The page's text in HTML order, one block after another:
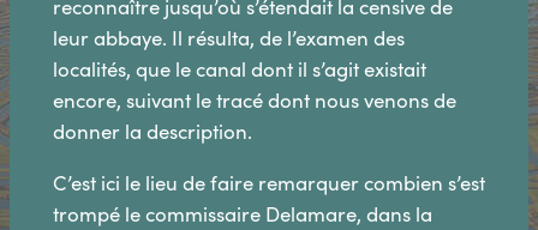
reconnaître jusqu’où s’étendait la censive de
leur abbaye. Il résulta, de l’examen des
localités, que le canal dont il s’agit existait
encore, suivant le tracé dont nous venons de
donner la description.
C’est ici le lieu de faire remarquer combien s’est
trompé le commissaire Delamare, dans la